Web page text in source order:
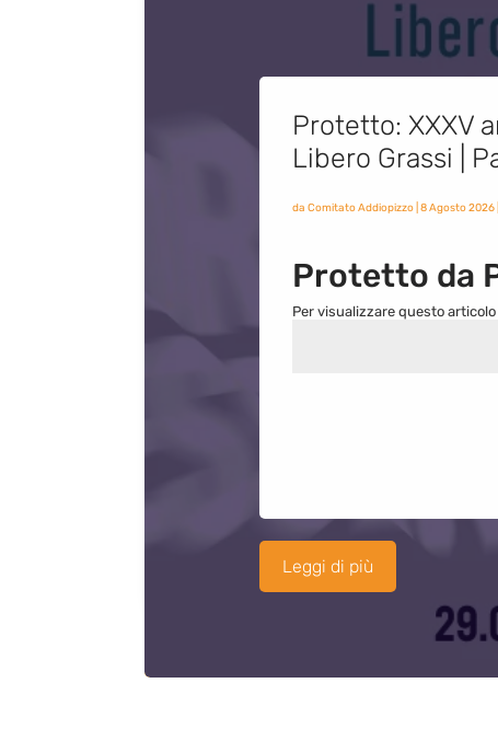
Protetto: XXXV
Libero Grassi |
da Comitato Addiopizzo| 8 Agosto 2026|
Protetto da
Per visualizzare questo
Leggi di più